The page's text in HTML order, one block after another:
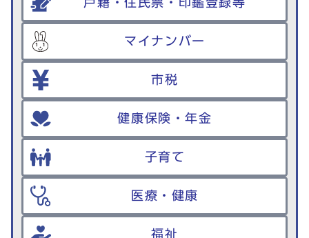
戸籍・住民票・印鑑登録等
マイナンバー
市税
健康保険・年金
子育て
医療・健康
福祉